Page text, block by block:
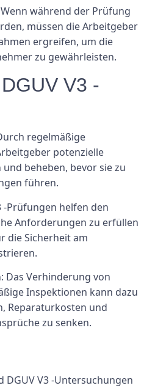
Wenn während der Prüfung
müssen die Arbeitgeber
ergreifen, um die
zu gewährleisten.
V3 -
regelmäßige
potenzielle
beheben, bevor sie zu
führen.
-Prüfungen helfen den
Anforderungen zu erfüllen
die Sicherheit am
Das Verhinderung von
Inspektionen kann dazu
Reparaturkosten und
zu senken.
DGUV V3 -Untersuchungen